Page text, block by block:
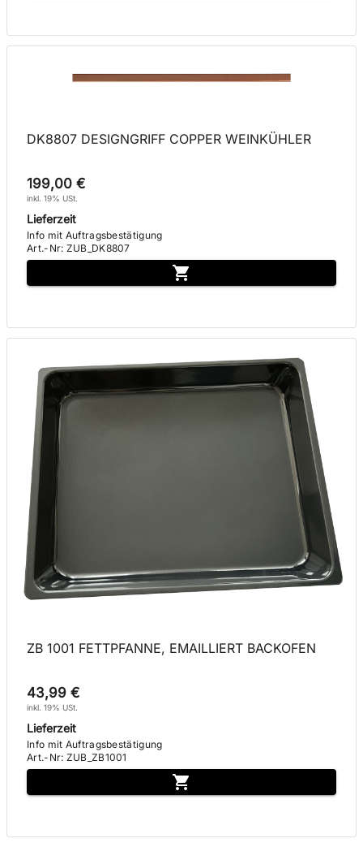
DK8807 DESIGNGRIFF COPPER WEINKÜHLER
199,00 €
inkl. 19% USt.
Lieferzeit
Info mit Auftragsbestätigung
Art.-Nr: ZUB_DK8807
ZB 1001 FETTPFANNE, EMAILLIERT BACKOFEN
43,99 €
inkl. 19% USt.
Lieferzeit
Info mit Auftragsbestätigung
Art.-Nr: ZUB_ZB1001